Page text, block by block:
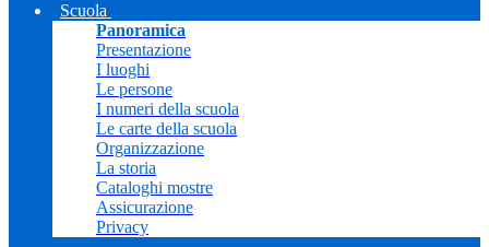
Scuola
Panoramica
Presentazione
I luoghi
Le persone
I numeri della scuola
Le carte della scuola
Organizzazione
La storia
Cataloghi mostre
Assicurazione
Privacy